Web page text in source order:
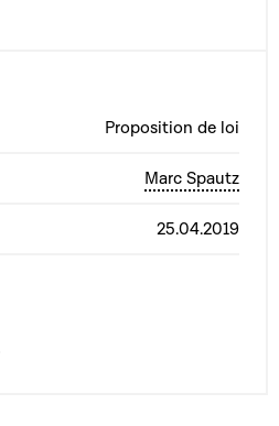
Proposition de loi
Marc Spautz
25.04.2019